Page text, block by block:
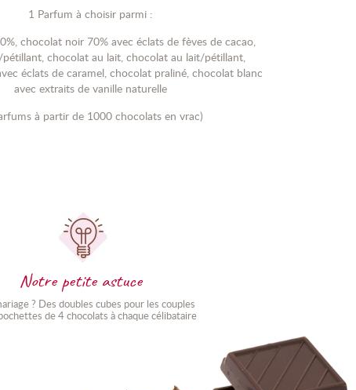
1 Parfum à choisir parmi :
chocolat noir 70% avec éclats de fèves de cacao,
chocolat au lait, chocolat au lait/pétillant,
éclats de caramel, chocolat praliné, chocolat blanc
avec extraits de vanille naturelle
à partir de 1000 chocolats en vrac)
Notre petite astuce
? Des doubles cubes pour les couples
de 4 chocolats à chaque célibataire